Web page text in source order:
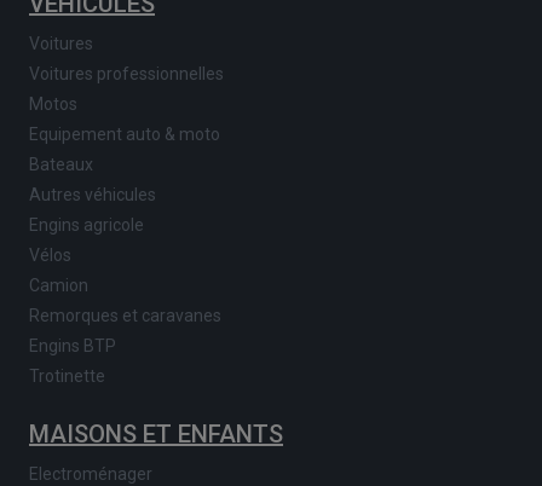
Voitures
Voitures professionnelles
Motos
Equipement auto & moto
Bateaux
Autres véhicules
Engins agricole
Vélos
Camion
Remorques et caravanes
Engins BTP
Trotinette
MAISONS ET ENFANTS
Electroménager